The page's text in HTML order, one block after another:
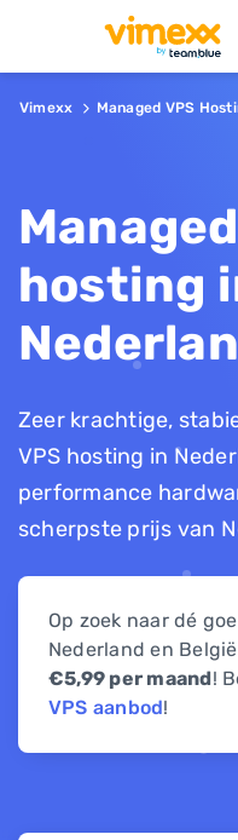
Vimexx Managed VPS
hosting
Zeer krachtige,
VPS hosting in
performance
scherpste prijs van
Op zoek naar dé
Nederland en
€5,99 per maand!
VPS aanbod!